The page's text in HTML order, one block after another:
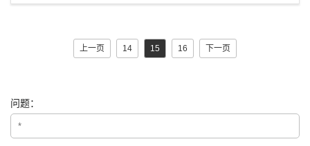
上一页 14 15 16 下一页
问题：